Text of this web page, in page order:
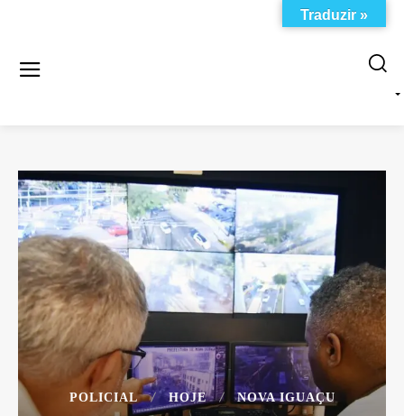
POLICIAL HOJE NOVA IGUAÇU
Traduzir »